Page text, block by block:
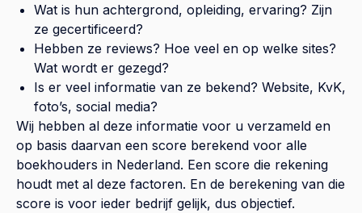
Wat is hun achtergrond, opleiding, ervaring? Zijn
ze gecertificeerd?
Hebben ze reviews? Hoe veel en op welke sites?
Wat wordt er gezegd?
Is er veel informatie van ze bekend? Website, KvK,
foto’s, social media?
Wij hebben al deze informatie voor u verzameld en
op basis daarvan een score berekend voor alle
boekhouders in Nederland. Een score die rekening
houdt met al deze factoren. En de berekening van die
score is voor ieder bedrijf gelijk, dus objectief.